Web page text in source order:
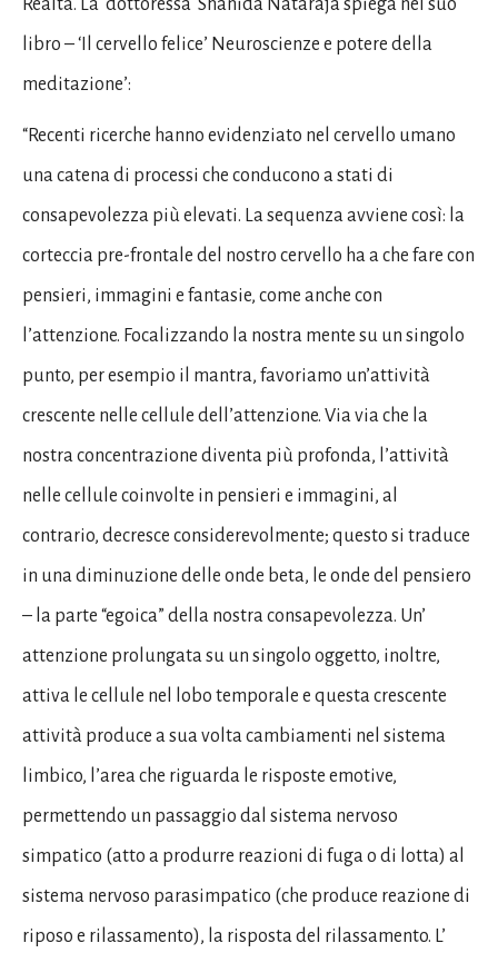
Realtà. La dottoressa Shanida Nataraja spiega nel suo
libro – ‘Il cervello felice’ Neuroscienze e potere della
meditazione’:
“Recenti ricerche hanno evidenziato nel cervello umano
una catena di processi che conducono a stati di
consapevolezza più elevati. La sequenza avviene così: la
corteccia pre-frontale del nostro cervello ha a che fare con
pensieri, immagini e fantasie, come anche con
l’attenzione. Focalizzando la nostra mente su un singolo
punto, per esempio il mantra, favoriamo un’attività
crescente nelle cellule dell’attenzione. Via via che la
nostra concentrazione diventa più profonda, l’attività
nelle cellule coinvolte in pensieri e immagini, al
contrario, decresce considerevolmente; questo si traduce
in una diminuzione delle onde beta, le onde del pensiero
– la parte “egoica” della nostra consapevolezza. Un’
attenzione prolungata su un singolo oggetto, inoltre,
attiva le cellule nel lobo temporale e questa crescente
attività produce a sua volta cambiamenti nel sistema
limbico, l’area che riguarda le risposte emotive,
permettendo un passaggio dal sistema nervoso
simpatico (atto a produrre reazioni di fuga o di lotta) al
sistema nervoso parasimpatico (che produce reazione di
riposo e rilassamento), la risposta del rilassamento. L’